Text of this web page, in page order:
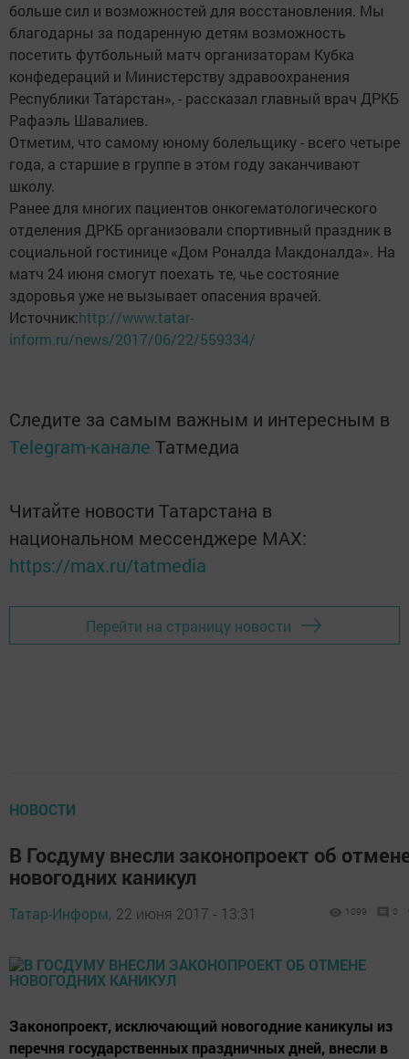
больше сил и возможностей для восстановления. Мы
благодарны за подаренную детям возможность
посетить футбольный матч организаторам Кубка
конфедераций и Министерству здравоохранения
Республики Татарстан», - рассказал главный врач ДРКБ
Рафаэль Шавалиев.
Отметим, что самому юному болельщику - всего четыре
года, а старшие в группе в этом году заканчивают
школу.
Ранее для многих пациентов онкогематологического
отделения ДРКБ организовали спортивный праздник в
социальной гостинице «Дом Роналда Макдоналда». На
матч 24 июня смогут поехать те, чье состояние
здоровья уже не вызывает опасения врачей.
Источник:http://www.tatar-
inform.ru/news/2017/06/22/559334/
Следите за самым важным и интересным в
Telegram-канале Татмедиа
Читайте новости Татарстана в
национальном мессенджере MАХ:
https://max.ru/tatmedia
Перейти на страницу новости
НОВОСТИ
В Госдуму внесли законопроект об
новогодних каникул
Татар-Информ, 22 июня 2017 - 13:31 1099 0
Законопроект, исключающий новогодние каникулы из
перечня государственных праздничных дней, внесли в